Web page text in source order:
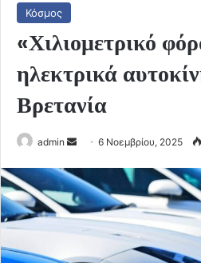
Κόσμος
«Χιλιομετρικό
ηλεκτρικά
Βρετανία
admin
Send
email
6 Νοεμβρίου, 2025